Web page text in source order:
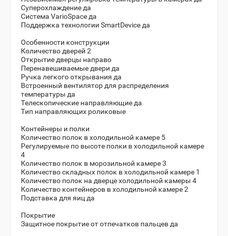
Суперохлаждение да
Система VarioSpace да
Поддержка технологии SmartDevice да
Особенности конструкции
Количество дверей 2
Открытие дверцы направо
Перенавешиваемые двери да
Ручка легкого открывания да
Встроенный вентилятор для распределения
температуры да
Телескопические направляющие да
Тип направляющих роликовые
Контейнеры и полки
Количество полок в холодильной камере 5
Регулируемые по высоте полки в холодильной камере
4
Количество полок в морозильной камере 3
Количество складных полок в холодильной камере 1
Количество полок на дверце холодильной камеры 4
Количество контейнеров в холодильной камере 2
Подставка для яиц да
Покрытие
Защитное покрытие от отпечатков пальцев да